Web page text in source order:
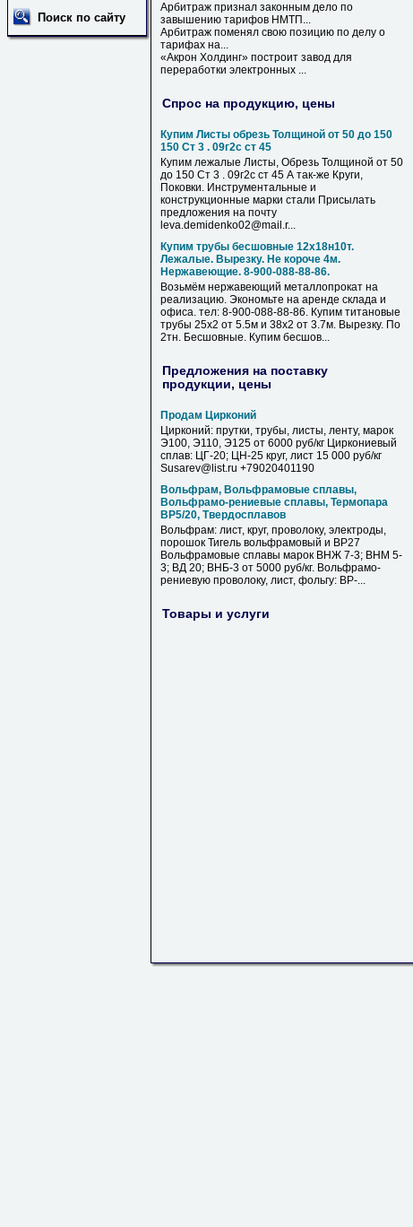
Поиск по сайту
Арбитраж признал законным дело по
завышению тарифов НМТП...
Арбитраж поменял свою позицию по делу о
тарифах на...
«Акрон Холдинг» построит завод для
переработки электронных ...
Спрос на продукцию, цены
Купим Листы обрезь Толщиной от 50 до 150
150 Ст 3 . 09г2с ст 45
Купим лежалые Листы, Обрезь Толщиной от 50
до 150 Ст 3 . 09г2с ст 45 А так-же Круги,
Поковки. Инструментальные и
конструкционные марки стали Присылать
предложения на почту
leva.demidenko02@mail.r...
Купим трубы бесшовные 12х18н10т.
Лежалые. Вырезку. Не короче 4м.
Нержавеющие. 8-900-088-88-86.
Возьмём нержавеющий металлопрокат на
реализацию. Экономьте на аренде склада и
офиса. тел: 8-900-088-88-86. Купим титановые
трубы 25х2 от 5.5м и 38х2 от 3.7м. Вырезку. По
2тн. Бесшовные. Купим бесшов...
Предложения на поставку
продукции, цены
Продам Цирконий
Цирконий: прутки, трубы, листы, ленту, марок
Э100, Э110, Э125 от 6000 руб/кг Циркониевый
сплав: ЦГ-20; ЦН-25 круг, лист 15 000 руб/кг
Susarev@list.ru +79020401190
Вольфрам, Вольфрамовые сплавы,
Вольфрамо-рениевые сплавы, Термопара
ВР5/20, Твердосплавов
Вольфрам: лист, круг, проволоку, электроды,
порошок Тигель вольфрамовый и ВР27
Вольфрамовые сплавы марок ВНЖ 7-3; ВНМ 5-
3; ВД 20; ВНБ-3 от 5000 руб/кг. Вольфрамо-
рениевую проволоку, лист, фольгу: ВР-...
Товары и услуги